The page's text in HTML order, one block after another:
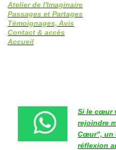
Atelier de l'Imaginaire
Passages et Partages
Témoignages, Avis
Contact & accès
Accueil
Si le cœur
rejoindre
Cœur", un
réflexion